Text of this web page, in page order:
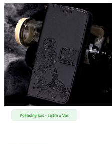
Posledný kus - zajtra u Vás